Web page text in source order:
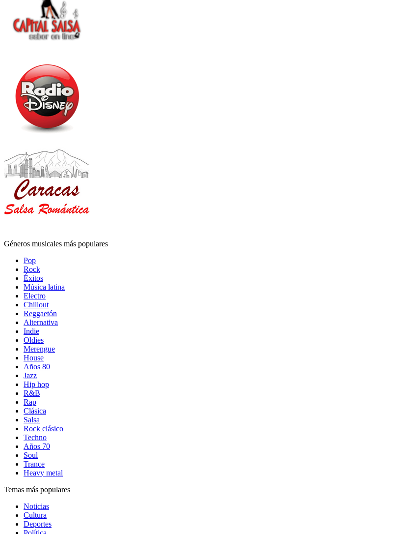
Géneros musicales más populares
Pop
Rock
Éxitos
Música latina
Electro
Chillout
Reggaetón
Alternativa
Indie
Oldies
Merengue
House
Años 80
Jazz
Hip hop
R&B
Rap
Clásica
Salsa
Rock clásico
Techno
Años 70
Soul
Trance
Heavy metal
Temas más populares
Noticias
Cultura
Deportes